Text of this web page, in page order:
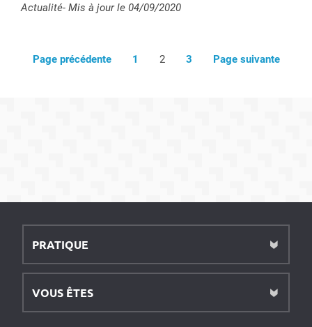
Type :
Actualité- Mis à jour le 04/09/2020
Page précédente 1 2 3 Page suivante
PRATIQUE
VOUS ÊTES